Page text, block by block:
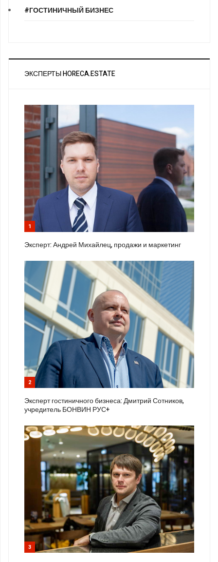
#ГОСТИНИЧНЫЙ БИЗНЕС
ЭКСПЕРТЫ HORECA.ESTATE
1
Эксперт: Андрей Михайлец, продажи и маркетинг
2
Эксперт гостиничного бизнеса: Дмитрий Сотников,
учредитель БОНВИН РУС+
3